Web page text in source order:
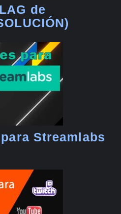
de
Streamlabs